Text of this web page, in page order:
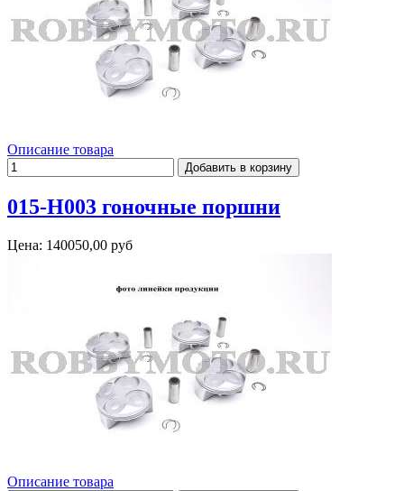
Описание товара
015-H003 гоночные поршни
Цена: 140050,00 руб
Описание товара